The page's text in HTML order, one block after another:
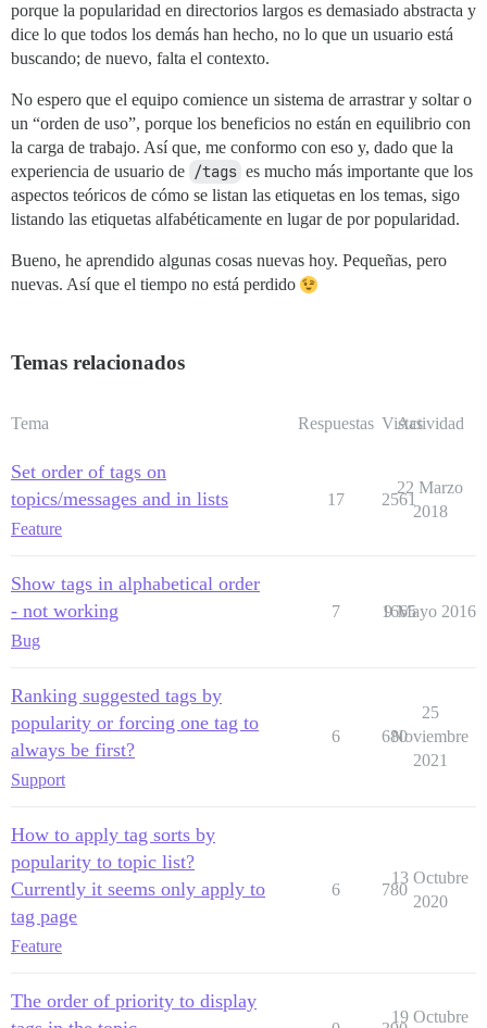
porque la popularidad en directorios largos es demasiado abstracta y
dice lo que todos los demás han hecho, no lo que un usuario está
buscando; de nuevo, falta el contexto.
No espero que el equipo comience un sistema de arrastrar y soltar o
un “orden de uso”, porque los beneficios no están en equilibrio con
la carga de trabajo. Así que, me conformo con eso y, dado que la
experiencia de usuario de /tags es mucho más importante que los
aspectos teóricos de cómo se listan las etiquetas en los temas, sigo
listando las etiquetas alfabéticamente en lugar de por popularidad.
Bueno, he aprendido algunas cosas nuevas hoy. Pequeñas, pero
nuevas. Así que el tiempo no está perdido
Temas relacionados
Tema Respuestas Vistas
Actividad
Set order of tags on
topics/messages and in lists
Feature
17 2561
22 Marzo
2018
Show tags in alphabetical order
- not working
Bug
7 1665
9 Mayo 2016
Ranking suggested tags by
popularity or forcing one tag to
always be first?
Support
6 680
25
Noviembre
2021
How to apply tag sorts by
popularity to topic list?
Currently it seems only apply to
tag page
Feature
6 780
13 Octubre
2020
The order of priority to display
19 Octubre